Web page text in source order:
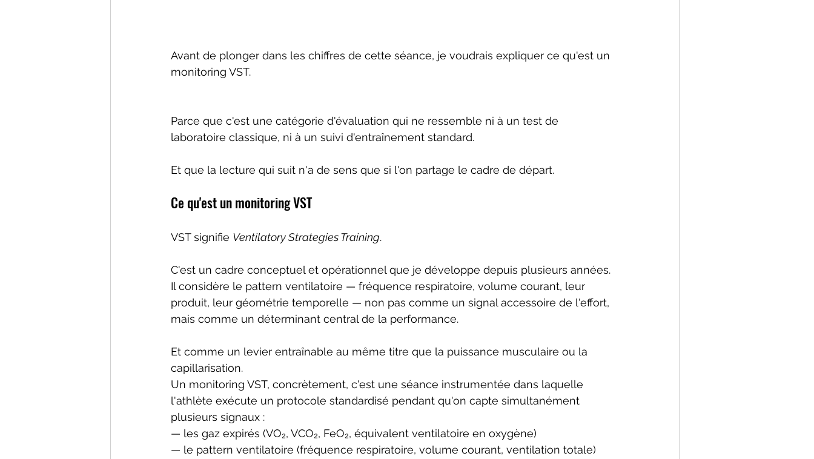
Avant de plonger dans les chiffres de cette séance, je voudrais expliquer ce qu'est un
monitoring VST.
Parce que c'est une catégorie d'évaluation qui ne ressemble ni à un test de
laboratoire classique, ni à un suivi d'entraînement standard.
Et que la lecture qui suit n'a de sens que si l'on partage le cadre de départ.
Ce qu'est un monitoring VST
VST signifie Ventilatory Strategies Training.
C'est un cadre conceptuel et opérationnel que je développe depuis plusieurs années.
Il considère le pattern ventilatoire — fréquence respiratoire, volume courant, leur
produit, leur géométrie temporelle — non pas comme un signal accessoire de l'effort,
mais comme un déterminant central de la performance.
Et comme un levier entraînable au même titre que la puissance musculaire ou la
capillarisation.
Un monitoring VST, concrètement, c'est une séance instrumentée dans laquelle
l'athlète exécute un protocole standardisé pendant qu'on capte simultanément
plusieurs signaux :
— les gaz expirés (VO₂, VCO₂, FeO₂, équivalent ventilatoire en oxygène)
— le pattern ventilatoire (fréquence respiratoire, volume courant, ventilation totale)